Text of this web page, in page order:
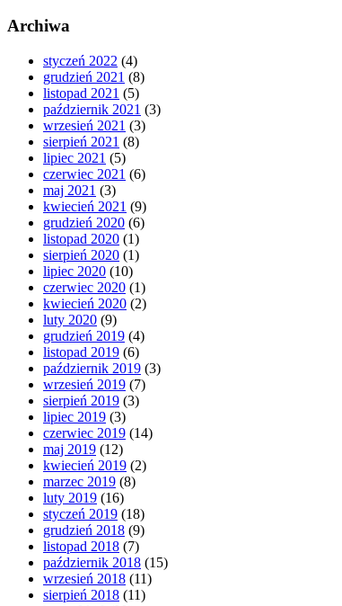
Archiwa
styczeń 2022 (4)
grudzień 2021 (8)
listopad 2021 (5)
październik 2021 (3)
wrzesień 2021 (3)
sierpień 2021 (8)
lipiec 2021 (5)
czerwiec 2021 (6)
maj 2021 (3)
kwiecień 2021 (9)
grudzień 2020 (6)
listopad 2020 (1)
sierpień 2020 (1)
lipiec 2020 (10)
czerwiec 2020 (1)
kwiecień 2020 (2)
luty 2020 (9)
grudzień 2019 (4)
listopad 2019 (6)
październik 2019 (3)
wrzesień 2019 (7)
sierpień 2019 (3)
lipiec 2019 (3)
czerwiec 2019 (14)
maj 2019 (12)
kwiecień 2019 (2)
marzec 2019 (8)
luty 2019 (16)
styczeń 2019 (18)
grudzień 2018 (9)
listopad 2018 (7)
październik 2018 (15)
wrzesień 2018 (11)
sierpień 2018 (11)